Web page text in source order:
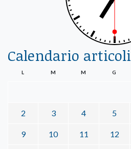
Calendario articoli
L M M G
2 3 4 5
9 10 11 12